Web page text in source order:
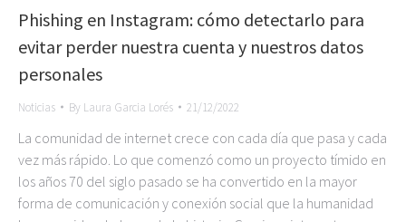
Phishing en Instagram: cómo detectarlo para
evitar perder nuestra cuenta y nuestros datos
personales
Noticias By Laura Garcia Lorés 21/12/2022
La comunidad de internet crece con cada día que pasa y cada
vez más rápido. Lo que comenzó como un proyecto tímido en
los años 70 del siglo pasado se ha convertido en la mayor
forma de comunicación y conexión social que la humanidad